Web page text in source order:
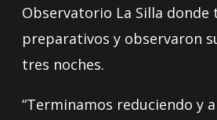
Observatorio La Silla donde
preparativos y observaron
tres noches.
“Terminamos reduciendo y